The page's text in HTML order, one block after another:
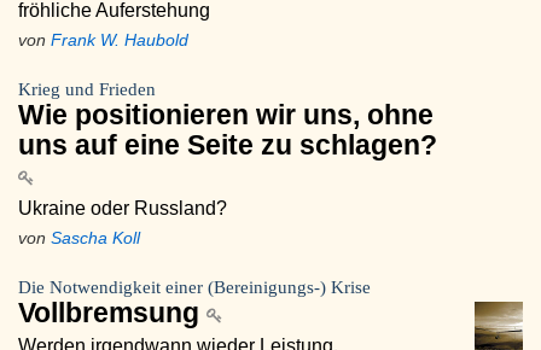
fröhliche Auferstehung
von Frank W. Haubold
Krieg und Frieden
Wie positionieren wir uns, ohne
uns auf eine Seite zu schlagen?
Ukraine oder Russland?
von Sascha Koll
Die Notwendigkeit einer (Bereinigungs-) Krise
Vollbremsung
Werden irgendwann wieder Leistung,